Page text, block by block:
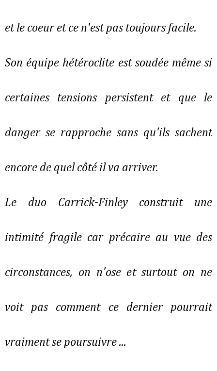
et le coeur et ce n'est pas toujours facile.
Son équipe hétéroclite est soudée même si
certaines tensions persistent et que le
danger se rapproche sans qu'ils sachent
encore de quel côté il va arriver.
Le duo Carrick-Finley construit une
intimité fragile car précaire au vue des
circonstances, on n'ose et surtout on ne
voit pas comment ce dernier pourrait
vraiment se poursuivre ...